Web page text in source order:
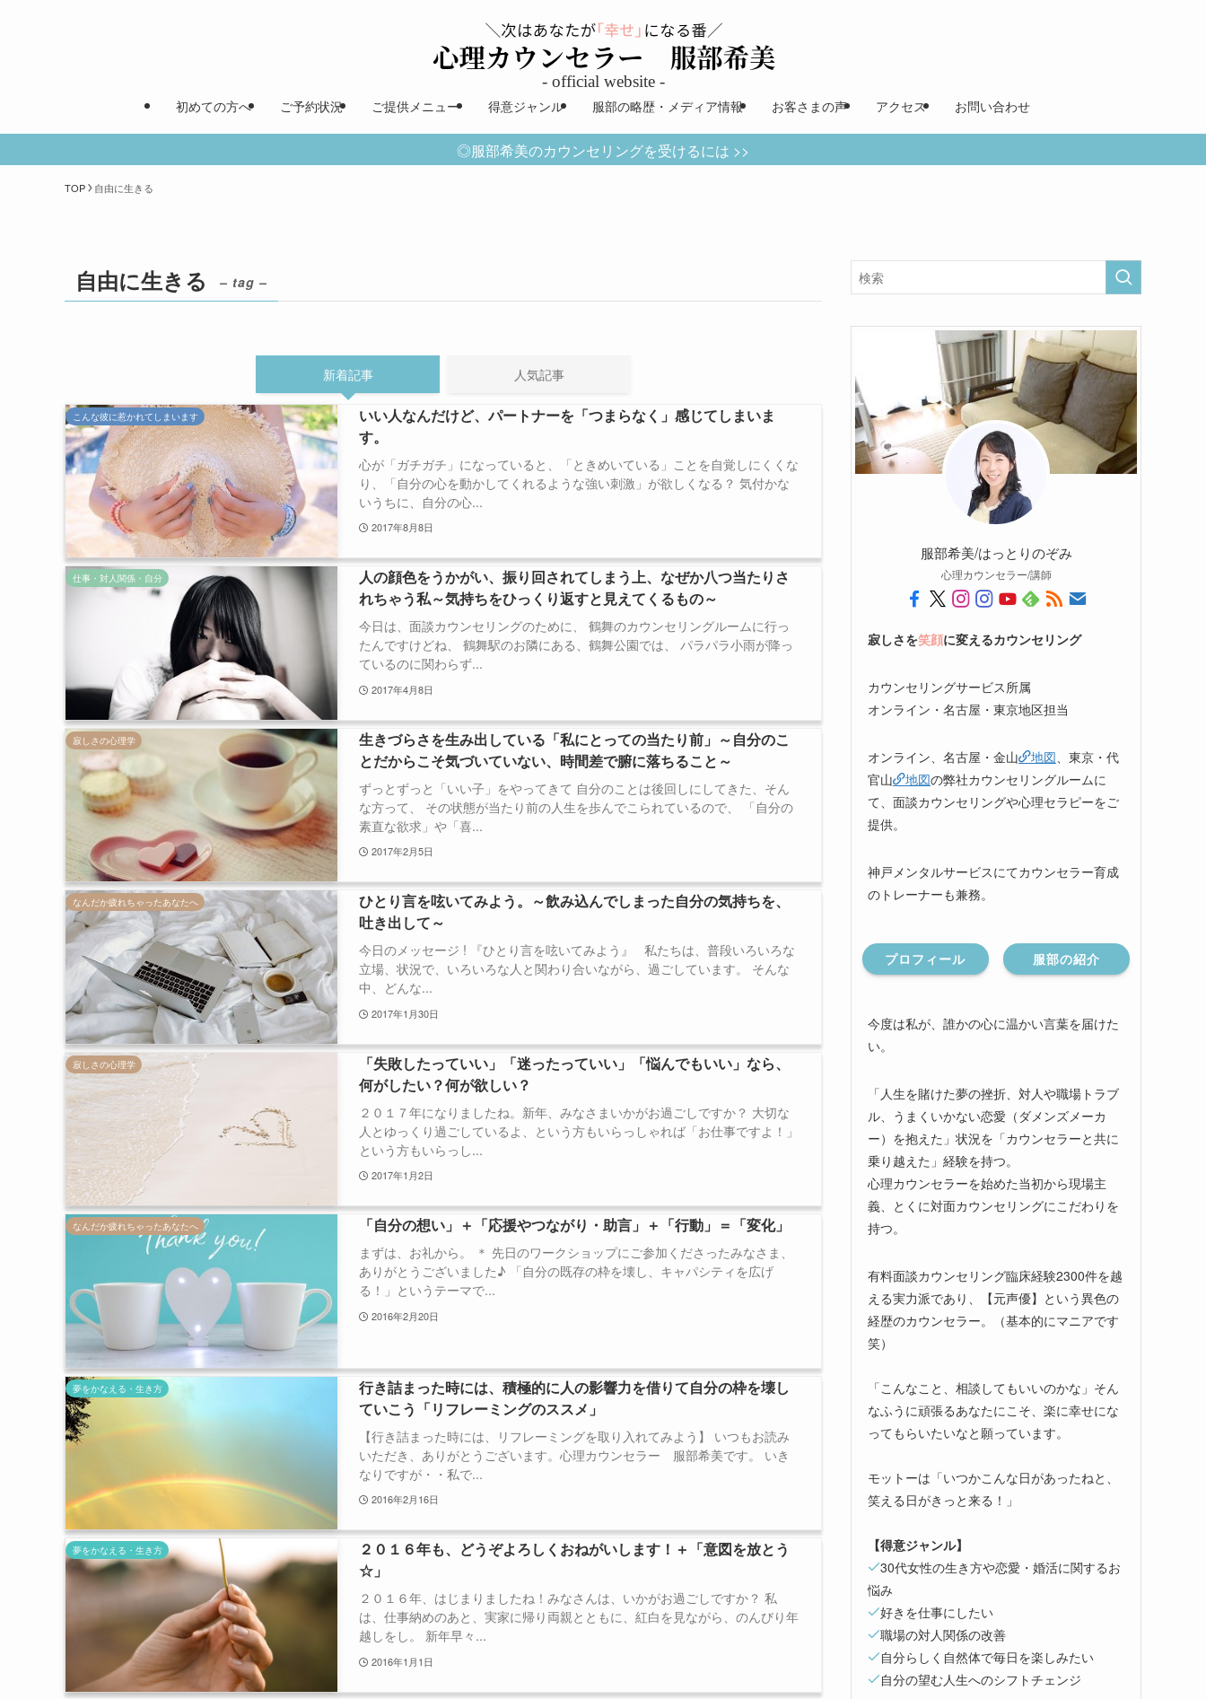
初めての方へ ご予約状況 ご提供メニュー 得意ジャンル 服部の略歴・メディア情報 お客さまの声 アクセス お問い合わせ
◎服部希美のカウンセリングを受けるには >>
TOP 自由に生きる
自由に生きる – tag –
新着記事 人気記事
こんな彼に惹かれてしまいます
いい人なんだけど、パートナーを「つまらなく」感じてしまいま
す。
心が「ガチガチ」になっていると、「ときめいている」ことを自覚しにくくな
り、「自分の心を動かしてくれるような強い刺激」が欲しくなる？ 気付かな
いうちに、自分の心...
2017年8月8日
仕事・対人関係・自分
人の顔色をうかがい、振り回されてしまう上、なぜか八つ当たりさ
れちゃう私～気持ちをひっくり返すと見えてくるもの～
今日は、面談カウンセリングのために、 鶴舞のカウンセリングルームに行っ
たんですけどね、 鶴舞駅のお隣にある、鶴舞公園では、 パラパラ小雨が降っ
ているのに関わらず...
2017年4月8日
寂しさの心理学
生きづらさを生み出している「私にとっての当たり前」～自分のこ
とだからこそ気づいていない、時間差で腑に落ちること～
ずっとずっと「いい子」をやってきて 自分のことは後回しにしてきた、そん
な方って、 その状態が当たり前の人生を歩んでこられているので、 「自分の
素直な欲求」や「喜...
2017年2月5日
なんだか疲れちゃったあなたへ
ひとり言を呟いてみよう。～飲み込んでしまった自分の気持ちを、
吐き出して～
今日のメッセージ ! 『ひとり言を呟いてみよう』 私たちは、普段いろいろな
立場、状況で、いろいろな人と関わり合いながら、過ごしています。 そんな
中、どんな...
2017年1月30日
寂しさの心理学
「失敗したっていい」「迷ったっていい」「悩んでもいい」なら、
何がしたい？何が欲しい？
２０１７年になりましたね。新年、みなさまいかがお過ごしですか？ 大切な
人とゆっくり過ごしているよ、という方もいらっしゃれば「お仕事ですよ！」
という方もいらっし...
2017年1月2日
なんだか疲れちゃったあなたへ 「自分の想い」＋「応援やつながり・助言」＋「行動」＝「変化」
まずは、お礼から。 ＊ 先日のワークショップにご参加くださったみなさま、
ありがとうございました♪ 「自分の既存の枠を壊し、キャパシティを広げ
る！」というテーマで...
2016年2月20日
夢をかなえる・生き方
行き詰まった時には、積極的に人の影響力を借りて自分の枠を壊し
ていこう「リフレーミングのススメ」
【行き詰まった時には、リフレーミングを取り入れてみよう】 いつもお読み
いただき、ありがとうございます。心理カウンセラー 服部希美です。 いき
なりですが・・私で...
2016年2月16日
夢をかなえる・生き方
２０１６年も、どうぞよろしくおねがいします！＋「意図を放とう
☆」
２０１６年、はじまりましたね！みなさんは、いかがお過ごしですか？ 私
は、仕事納めのあと、実家に帰り両親とともに、紅白を見ながら、のんびり年
越しをし。 新年早々...
2016年1月1日
服部希美/はっとりのぞみ
心理カウンセラー/講師
寂しさを笑顔に変えるカウンセリング
カウンセリングサービス所属
オンライン・名古屋・東京地区担当
オンライン、名古屋・金山 地図、東京・代
官山
地図の弊社カウンセリングルームに
て、面談カウンセリングや心理セラピーをご
提供。
神戸メンタルサービスにてカウンセラー育成
のトレーナーも兼務。
プロフィール 服部の紹介
今度は私が、誰かの心に温かい言葉を届けた
い。
「人生を賭けた夢の挫折、対人や職場トラブ
ル、うまくいかない恋愛（ダメンズメーカ
ー）を抱えた」状況を「カウンセラーと共に
乗り越えた」経験を持つ。
心理カウンセラーを始めた当初から現場主
義、とくに対面カウンセリングにこだわりを
持つ。
有料面談カウンセリング臨床経験2300件を越
える実力派であり、【元声優】という異色の
経歴のカウンセラー。（基本的にマニアです
笑）
「こんなこと、相談してもいいのかな」そん
なふうに頑張るあなたにこそ、楽に幸せにな
ってもらいたいなと願っています。
モットーは「いつかこんな日があったねと、
笑える日がきっと来る！」
【得意ジャンル】
30代女性の生き方や恋愛・婚活に関するお
悩み
好きを仕事にしたい
職場の対人関係の改善
自分らしく自然体で毎日を楽しみたい
自分の望む人生へのシフトチェンジ